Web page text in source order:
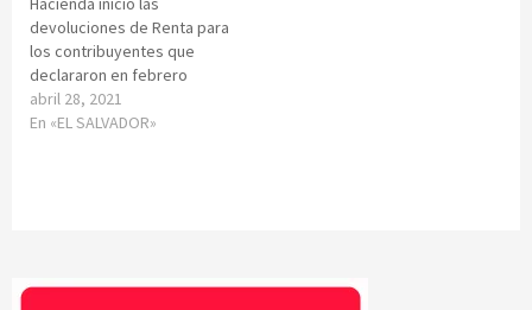
devoluciones de Renta para
los contribuyentes que
declararon en febrero
abril 28, 2021
En «EL SALVADOR»